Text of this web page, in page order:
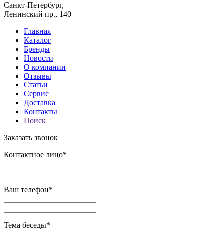
Санкт-Петербург,
Ленинский пр., 140
Главная
Каталог
Бренды
Новости
О компании
Отзывы
Статьи
Сервис
Доставка
Контакты
Поиск
Заказать звонок
Контактное лицо*
Ваш телефон*
Тема беседы*